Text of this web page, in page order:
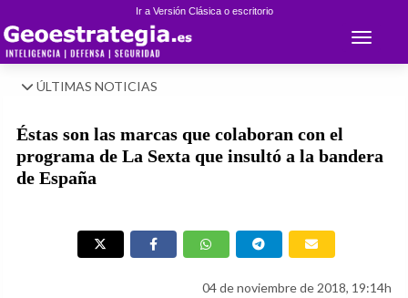
Ir a Versión Clásica o escritorio
Toggle
ÚLTIMAS NOTICIAS
Éstas son las marcas que colaboran con el
programa de La Sexta que insultó a la bandera
de España
04 de noviembre de 2018, 19:14h